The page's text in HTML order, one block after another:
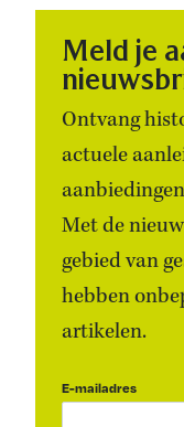
Meld je
Ontvang
actuele
Met de
gebied van
hebben
artikelen.
E-mailadres